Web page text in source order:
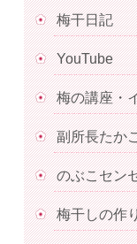
梅干日記
YouTube
梅の講座・
副所長たか
のぶこセン
梅干しの作